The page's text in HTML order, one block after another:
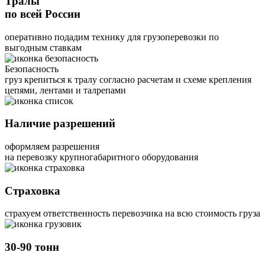
по всей России
оперативно подадим технику для грузоперевозки по
выгодным ставкам
Безопасность
груз крепиться к тралу согласно расчетам и схеме крепления
цепями, лентами и талрепами
Наличие разрешений
оформляем разрешения
на перевозку крупногабаритного оборудования
Страховка
страхуем ответственность перевозчика на всю стоимость груза
30-90 тонн